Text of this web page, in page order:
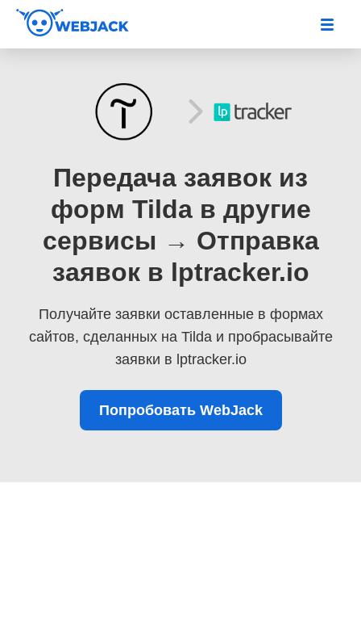
Передача заявок из
форм Tilda в другие
сервисы → Отправка
заявок в lptracker.io
Получайте заявки оставленные в формах
сайтов, сделанных на Tilda и пробрасывайте
заявки в lptracker.io
Попробовать WebJack